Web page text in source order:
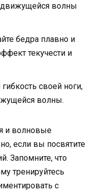
волны
бедра плавно и
текучести и
своей ноги,
волны.
и волновые
если вы посвятите
Запомните, что
тренируйтесь
с